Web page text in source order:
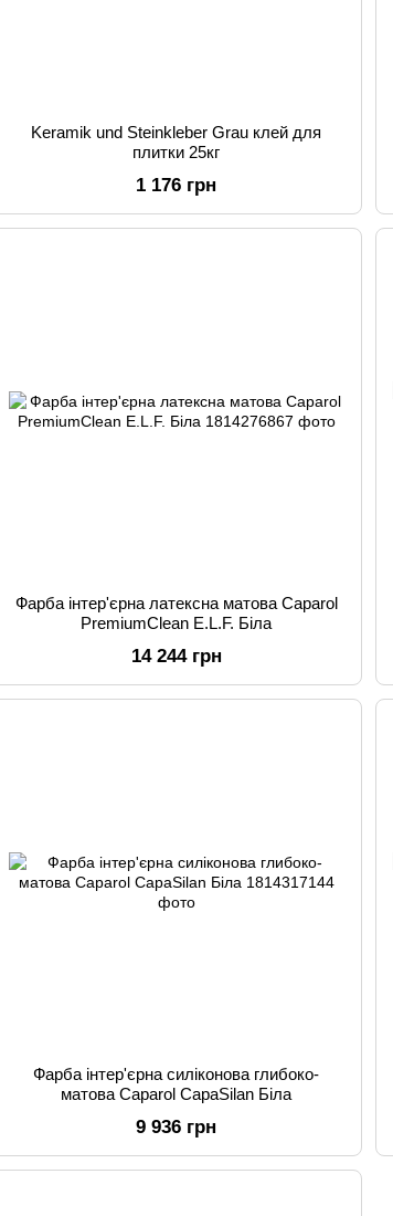
Keramik und Steinkleber Grau клей для
плитки 25кг
1 176 грн
Фарба інтер'єрна латексна матова Caparol
PremiumClean E.L.F. Біла
14 244 грн
Фарба інтер'єрна силіконова глибоко-
матова Caparol CapaSilan Біла
9 936 грн